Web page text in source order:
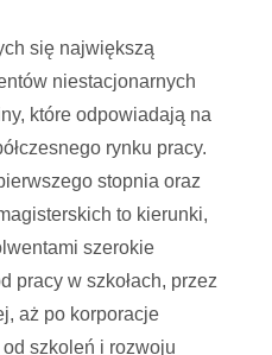
się największą
niestacjonarnych
które odpowiadają na
rynku pracy.
stopnia oraz
to kierunki,
szerokie
pracy w szkołach, przez
aż po korporacje
szkoleń i rozwoju